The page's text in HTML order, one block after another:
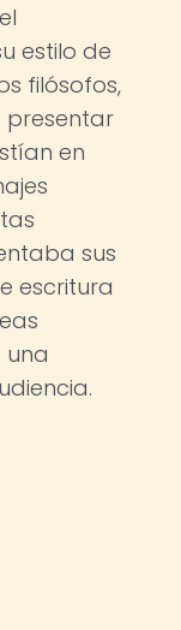
estilo de
filósofos,
presentar
en
sus
escritura